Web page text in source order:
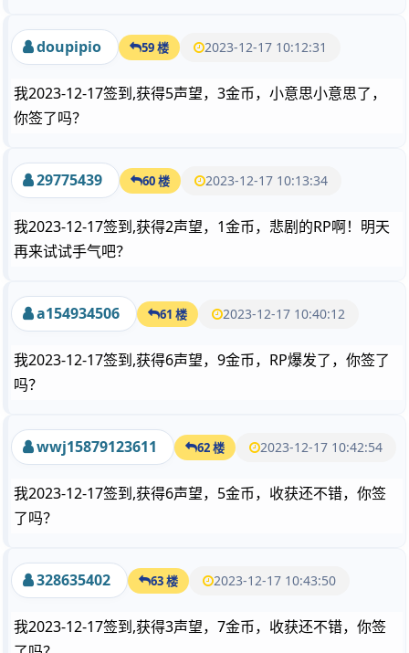
doupipio 59 楼 2023-12-17 10:12:31
我2023-12-17签到,获得5声望，3金币，小意思小意思了，
你签了吗？
29775439 60 楼 2023-12-17 10:13:34
我2023-12-17签到,获得2声望，1金币，悲剧的RP啊！明天
再来试试手气吧？
a154934506 61 楼 2023-12-17 10:40:12
我2023-12-17签到,获得6声望，9金币，RP爆发了，你签了
吗？
wwj15879123611 62 楼 2023-12-17 10:42:54
我2023-12-17签到,获得6声望，5金币，收获还不错，你签
了吗？
328635402 63 楼 2023-12-17 10:43:50
我2023-12-17签到,获得3声望，7金币，收获还不错，你签